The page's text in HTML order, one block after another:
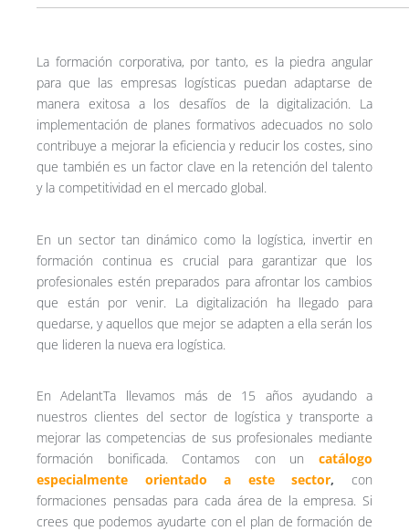
La formación corporativa, por tanto, es la piedra angular
para que las empresas logísticas puedan adaptarse de
manera exitosa a los desafíos de la digitalización. La
implementación de planes formativos adecuados no solo
contribuye a mejorar la eficiencia y reducir los costes, sino
que también es un factor clave en la retención del talento
y la competitividad en el mercado global.
En un sector tan dinámico como la logística, invertir en
formación continua es crucial para garantizar que los
profesionales estén preparados para afrontar los cambios
que están por venir. La digitalización ha llegado para
quedarse, y aquellos que mejor se adapten a ella serán los
que lideren la nueva era logística.
En AdelantTa llevamos más de 15 años ayudando a
nuestros clientes del sector de logística y transporte a
mejorar las competencias de sus profesionales mediante
formación bonificada. Contamos con un catálogo
especialmente orientado a este sector, con
formaciones pensadas para cada área de la empresa. Si
crees que podemos ayudarte con el plan de formación de